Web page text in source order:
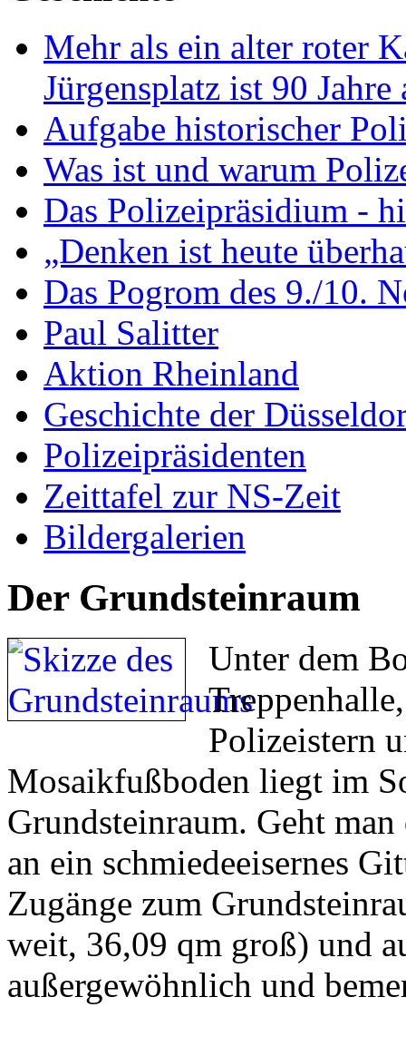
Mehr als ein alter roter
Jürgensplatz ist 90
Aufgabe historischer
Was ist und warum
Das Polizeipräsidium -
„Denken ist heute
Das Pogrom des 9./10.
Paul Salitter
Aktion Rheinland
Geschichte der
Polizeipräsidenten
Zeittafel zur NS-Zeit
Bildergalerien
Der Grundsteinraum
Unter dem
Polizeistern
Mosaikfußboden liegt im
Grundsteinraum. Geht
an ein schmiedeeisernes
Zugänge zum
weit, 36,09 qm groß) und
außergewöhnlich und